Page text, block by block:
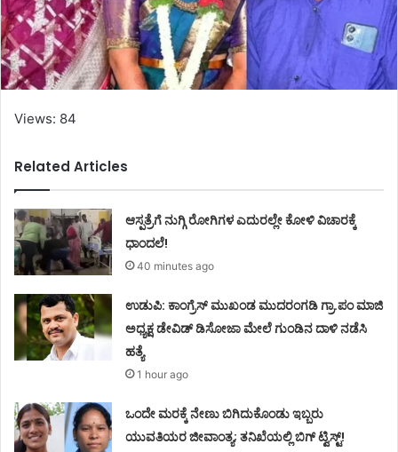
Views: 84
Related Articles
ಆಸ್ಪತ್ರೆಗೆ ನುಗ್ಗಿ ರೋಗಿಗಳ ಎದುರಲ್ಲೇ ಕೋಳಿ ವಿಚಾರಕ್ಕೆ
ಧಾಂದಲೆ!
40 minutes ago
ಉಡುಪಿ: ಕಾಂಗ್ರೆಸ್‌ ಮುಖಂಡ ಮುದರಂಗಡಿ ಗ್ರಾ.ಪಂ ಮಾಜಿ
ಅಧ್ಯಕ್ಷ ಡೇವಿಡ್‌ ಡಿಸೋಜಾ ಮೇಲೆ ಗುಂಡಿನ ದಾಳಿ ನಡೆಸಿ
ಹತ್ಯೆ
1 hour ago
ಒಂದೇ ಮರಕ್ಕೆ ನೇಣು ಬಿಗಿದುಕೊಂಡು ಇಬ್ಬರು
ಯುವತಿಯರ ಜೀವಾಂತ್ಯ; ತನಿಖೆಯಲ್ಲಿ ಬಿಗ್ ಟ್ವಿಸ್ಟ್!